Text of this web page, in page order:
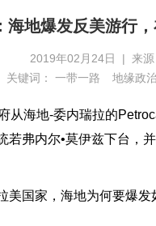
海地爆发反美游行
2019年02月24日 | 来
关键词： 一带一路 地缘政
从海地-委内瑞拉的
若弗内尔•莫伊兹下台，
美国家，海地为何要爆